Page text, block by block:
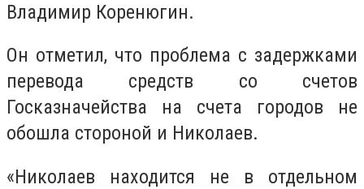
Владимир Коренюгин.
Он отметил, что проблема с задержками
перевода средств со счетов
Госказначейства на счета городов не
обошла стороной и Николаев.
«Николаев находится не в отдельном